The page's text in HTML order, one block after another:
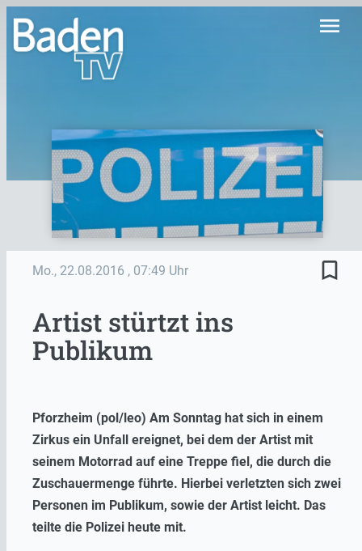
menu
Mo., 22.08.2016 , 07:49 Uhr bookmark_border
Artist stürtzt ins
Publikum
Pforzheim (pol/leo) Am Sonntag hat sich in einem
Zirkus ein Unfall ereignet, bei dem der Artist mit
seinem Motorrad auf eine Treppe fiel, die durch die
Zuschauermenge führte. Hierbei verletzten sich zwei
Personen im Publikum, sowie der Artist leicht. Das
teilte die Polizei heute mit.